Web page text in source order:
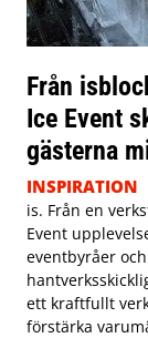
Från
Ice Event
gästerna
INSPIRATION
is. Från en
Event
eventbyråer
ett kraftfullt
förstärka